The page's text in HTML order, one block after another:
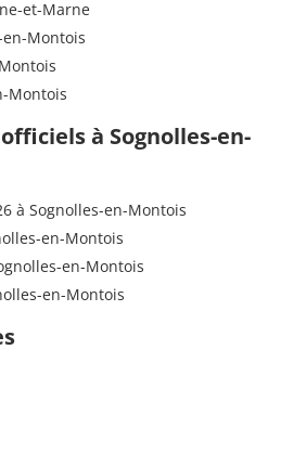
et-Marne
Montois
Montois
à Sognolles-en-
à Sognolles-en-Montois
en-Montois
en-Montois
en-Montois